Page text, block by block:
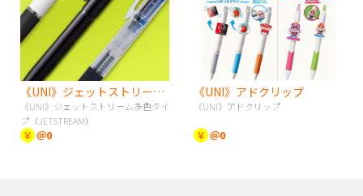
《UNI》ジェットストリーム多色タイプ（JETSTREAM）
《UNI》ジェットストリーム多色タイ
プ（JETSTREAM）
￥ ＠0
《UNI》アドクリップ
《UNI》アドクリップ
￥ ＠0